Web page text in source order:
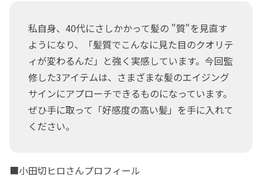
私自身、40代にさしかかって髪の "質"を見直す
ようになり、「髪質でこんなに見た目のクオリテ
ィが変わるんだ」と強く実感しています。今回監
修した3アイテムは、さまざまな髪のエイジング
サインにアプローチできるものになっています。
ぜひ手に取って「好感度の高い髪」を手に入れて
ください。
■小田切ヒロさんプロフィール